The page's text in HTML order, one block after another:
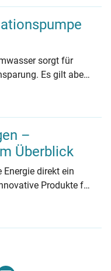
sorgt für
Es gilt aber
vorgenommen
–
Überblick
direkt ein
Produkte für
Sie in